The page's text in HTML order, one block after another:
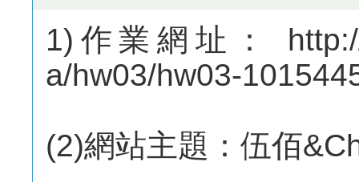
1)作業網址： http://
a/hw03/hw03-
(2)網站主題：伍佰